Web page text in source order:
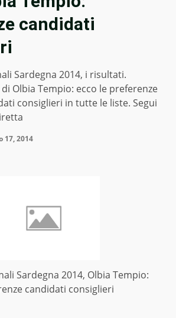
candidati
Sardegna 2014, i risultati.
Olbia Tempio: ecco le preferenze
consiglieri in tutte le liste. Segui
17, 2014
Sardegna 2014, Olbia Tempio:
candidati consiglieri